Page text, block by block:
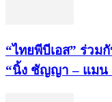
“ไทยพีบีเอส” ร่วม
“นิ้ง ชัญญา – แมน